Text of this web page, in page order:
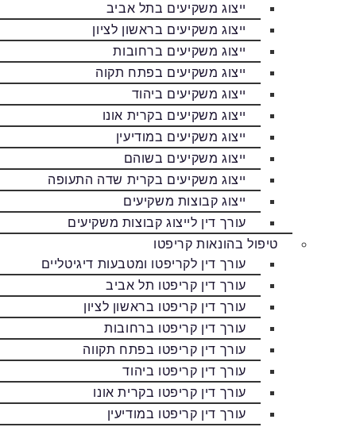
ייצוג משקיעים בתל אביב
ייצוג משקיעים בראשון לציון
ייצוג משקיעים ברחובות
ייצוג משקיעים בפתח תקוה
ייצוג משקיעים ביהוד
ייצוג משקיעים בקרית אונו
ייצוג משקיעים במודיעין
ייצוג משקיעים בשוהם
ייצוג משקיעים בקרית שדה התעופה
ייצוג קבוצות משקיעים
עורך דין לייצוג קבוצות משקיעים
טיפול בהונאות קריפטו
עורך דין לקריפטו ומטבעות דיגיטליים
עורך דין קריפטו תל אביב
עורך דין קריפטו בראשון לציון
עורך דין קריפטו ברחובות
עורך דין קריפטו בפתח תקווה
עורך דין קריפטו ביהוד
עורך דין קריפטו בקרית אונו
עורך דין קריפטו במודיעין